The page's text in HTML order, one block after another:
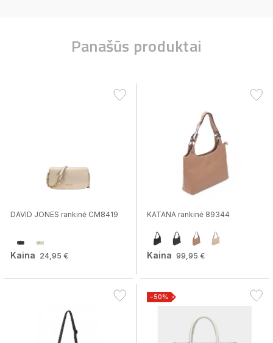
Panašūs produktai
DAVID JONES rankinė CM8419
Kaina 24,95 €
KATANA rankinė 89344
Kaina 99,95 €
−50%